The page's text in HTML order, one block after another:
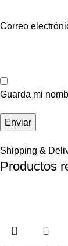
Correo
Guarda mi
Shipping &
Productos